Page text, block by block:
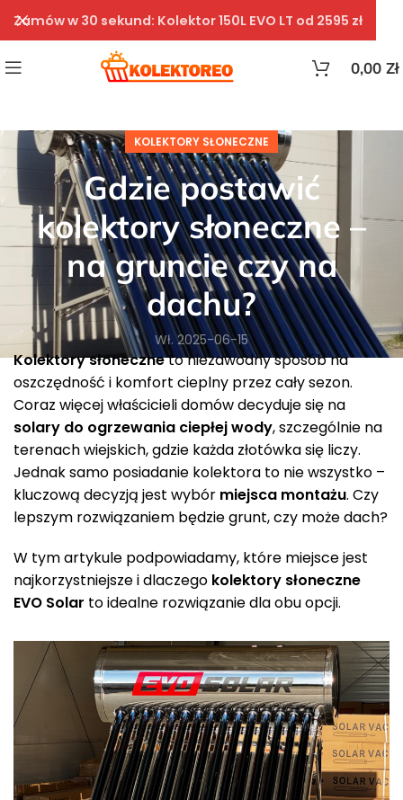
0,00 Zł
KOLEKTORY SŁONECZNE
Gdzie postawić
kolektory słoneczne –
na gruncie czy na
dachu?
Wł. 2025-06-15
Kolektory słoneczneto niezawodny sposób na
oszczędność i komfort cieplny przez cały sezon.
Coraz więcej właścicieli domów decyduje się na
solary do ogrzewania ciepłej wody, szczególnie na
terenach wiejskich, gdzie każda złotówka się liczy.
Jednak samo posiadanie kolektora to nie wszystko –
kluczową decyzją jest wybór miejsca montażu. Czy
lepszym rozwiązaniem będzie grunt, czy może dach?
W tym artykule podpowiadamy, które miejsce jest
najkorzystniejsze i dlaczego kolektory słoneczne
EVO Solar to idealne rozwiązanie dla obu opcji.
Zamów w 30 sekund: Kolektor 150L EVO LT od 2595 zł